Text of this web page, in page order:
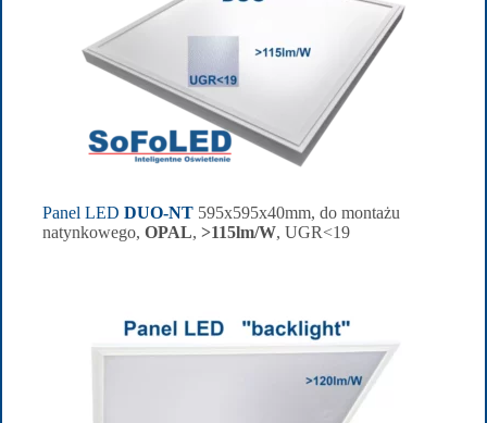
Panel LED DUO-NT 595x595x40mm, do montażu
natynkowego, OPAL, >115lm/W, UGR<19